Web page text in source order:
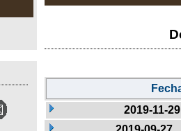
2019-11-29